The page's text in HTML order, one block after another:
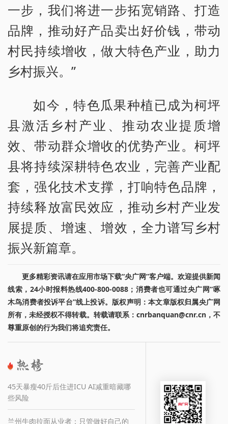
一步，我们将进一步拓宽销路、打造
品牌，推动好产品卖出好价钱，带动
村民持续增收，做大特色产业，助力
乡村振兴。”
如今，特色瓜果种植已成为柯坪
县激活乡村产业、推动农业提质增
效、带动群众增收的优势产业。柯坪
县将持续深耕特色农业，完善产业配
套，强化技术支撑，打响特色品牌，
持续释放富民效应，推动乡村产业发
展提质、增速、增效，全力谱写乡村
振兴新篇章。
更多精彩资讯请在应用市场下载“央广网”客户端。欢迎提供新闻
线索，24小时报料热线400-800-0088；消费者也可通过央广网“啄
木鸟消费者投诉平台”线上投诉。版权声明：本文章版权归属央广网
所有，未经授权不得转载。转载请联系：cnrbanquan@cnr.cn，不
尊重原创的行为我们将追究责任。
45天暴瘦40斤后住进ICU AI减重暗藏哪
些风险
兰州牛肉拉面从业者：只管做好自己的